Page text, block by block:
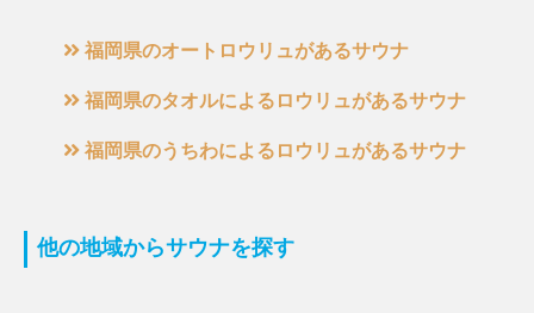
福岡県のオートロウリュがあるサウナ
福岡県のタオルによるロウリュがあるサウナ
福岡県のうちわによるロウリュがあるサウナ
他の地域からサウナを探す